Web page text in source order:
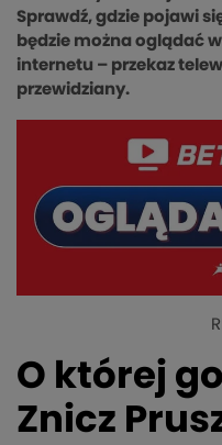
Sprawdź, gdzie pojawi
będzie można oglądać
internetu – przekaz
przewidziany.
O której
Znicz